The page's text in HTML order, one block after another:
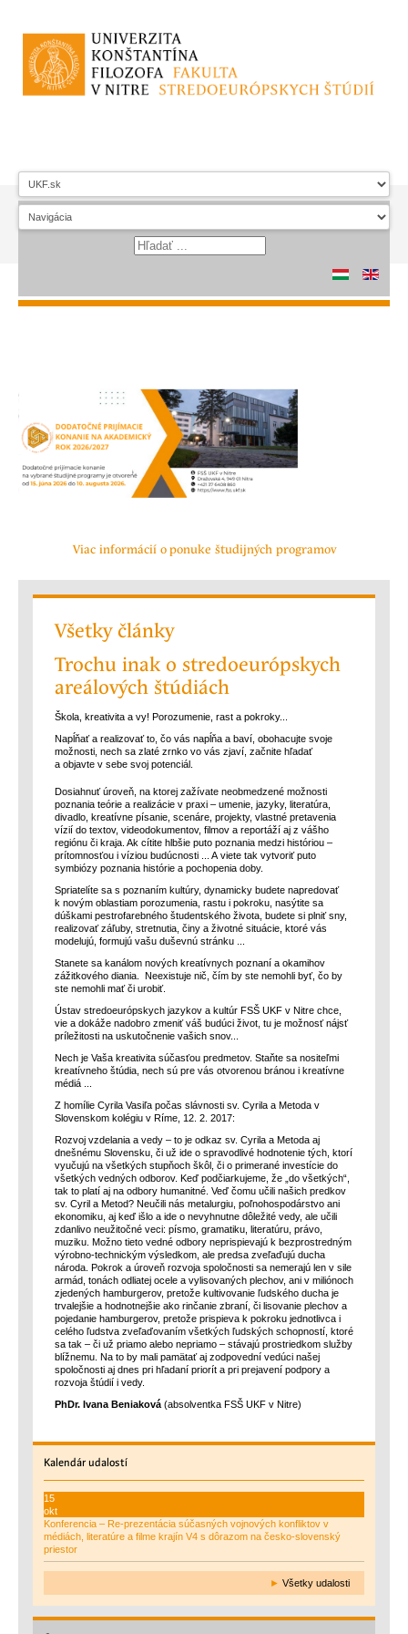
Viac informácií o ponuke študijných programov
Všetky články
Trochu inak o stredoeurópskych
areálových štúdiách
Škola, kreativita a vy! Porozumenie, rast a pokroky...
Napĺňať a realizovať to, čo vás napĺňa a baví, obohacujte svoje
možnosti, nech sa zlaté zrnko vo vás zjaví, začnite hľadať
a objavte v sebe svoj potenciál.
Dosiahnuť úroveň, na ktorej zažívate neobmedzené možnosti
poznania teórie a realizácie v praxi – umenie, jazyky, literatúra,
divadlo, kreatívne písanie, scenáre, projekty, vlastné pretavenia
vízií do textov, videodokumentov, filmov a reportáží aj z vášho
regiónu či kraja. Ak cítite hlbšie puto poznania medzi históriou –
prítomnosťou i víziou budúcnosti ... A viete tak vytvoriť puto
symbiózy poznania histórie a pochopenia doby.
Spriatelíte sa s poznaním kultúry, dynamicky budete napredovať
k novým oblastiam porozumenia, rastu i pokroku, nasýtite sa
dúškami pestrofarebného študentského života, budete si plniť sny,
realizovať záľuby, stretnutia, činy a životné situácie, ktoré vás
modelujú, formujú vašu duševnú stránku ...
Stanete sa kanálom nových kreatívnych poznaní a okamihov
zážitkového diania. Neexistuje nič, čím by ste nemohli byť, čo by
ste nemohli mať či urobiť.
Ústav stredoeurópskych jazykov a kultúr FSŠ UKF v Nitre chce,
vie a dokáže nadobro zmeniť váš budúci život, tu je možnosť nájsť
príležitosti na uskutočnenie vašich snov...
Nech je Vaša kreativita súčasťou predmetov. Staňte sa nositeľmi
kreatívneho štúdia, nech sú pre vás otvorenou bránou i kreatívne
médiá ...
Z homílie Cyrila Vasiľa počas slávnosti sv. Cyrila a Metoda v
Slovenskom kolégiu v Ríme, 12. 2. 2017:
Rozvoj vzdelania a vedy – to je odkaz sv. Cyrila a Metoda aj
dnešnému Slovensku, či už ide o spravodlivé hodnotenie tých, ktorí
vyučujú na všetkých stupňoch škôl, či o primerané investície do
všetkých vedných odborov. Keď podčiarkujeme, že „do všetkých“,
tak to platí aj na odbory humanitné. Veď čomu učili našich predkov
sv. Cyril a Metod? Neučili nás metalurgiu, poľnohospodárstvo ani
ekonomiku, aj keď išlo a ide o nevyhnutne dôležité vedy, ale učili
zdanlivo neužitočné veci: písmo, gramatiku, literatúru, právo,
muziku. Možno tieto vedné odbory neprispievajú k bezprostredným
výrobno-technickým výsledkom, ale predsa zveľaďujú ducha
národa. Pokrok a úroveň rozvoja spoločnosti sa nemerajú len v sile
armád, tonách odliatej ocele a vylisovaných plechov, ani v miliónoch
zjedených hamburgerov, pretože kultivovanie ľudského ducha je
trvalejšie a hodnotnejšie ako rinčanie zbraní, či lisovanie plechov a
pojedanie hamburgerov, pretože prispieva k pokroku jednotlivca i
celého ľudstva zveľaďovaním všetkých ľudských schopností, ktoré
sa tak – či už priamo alebo nepriamo – stávajú prostriedkom služby
blížnemu. Na to by mali pamätať aj zodpovední vedúci našej
spoločnosti aj dnes pri hľadaní priorít a pri prejavení podpory a
rozvoja štúdií i vedy.
PhDr. Ivana Beniaková (absolventka FSŠ UKF v Nitre)
Kalendárudalostí
15
okt
Konferencia – Re-prezentácia súčasných vojnových konfliktov v
médiách, literatúre a filme krajín V4 s dôrazom na česko-slovenský
priestor
► Všetky udalosti